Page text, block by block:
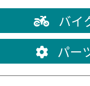
バイ
パー